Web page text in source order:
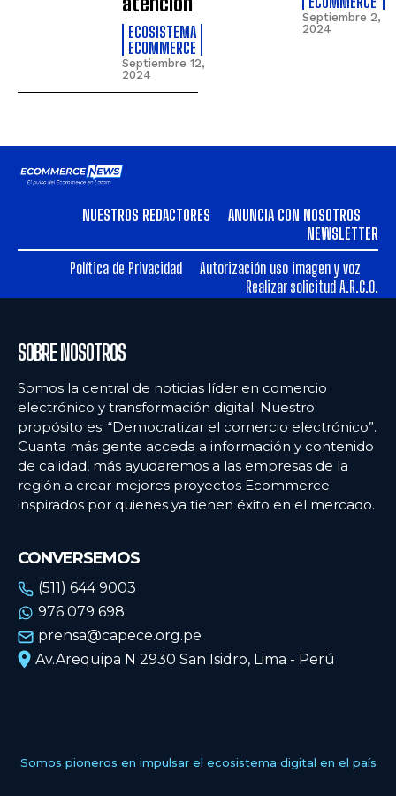
ECOSISTEMA
ECOMMERCE
Septiembre 12,
2024
Septiembre 2,
2024
NUESTROS REDACTORES
ANUNCIA CON NOSOTROS
NEWSLETTER
Política de Privacidad
Autorización uso imagen y voz
Realizar solicitud A.R.C.O.
SOBRE NOSOTROS
Somos la central de noticias líder en comercio
electrónico y transformación digital. Nuestro
propósito es: “Democratizar el comercio electrónico”.
Cuanta más gente acceda a información y contenido
de calidad, más ayudaremos a las empresas de la
región a crear mejores proyectos Ecommerce
inspirados por quienes ya tienen éxito en el mercado.
CONVERSEMOS
(511) 644 9003
976 079 698
prensa@capece.org.pe
Av.Arequipa N 2930 San Isidro, Lima - Perú
Somos pioneros en impulsar el ecosistema digital en el país